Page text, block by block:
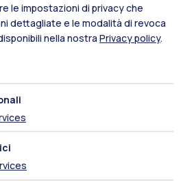
le impostazioni di privacy che
dettagliate e le modalità di revoca
nella nostra Privacy policy.